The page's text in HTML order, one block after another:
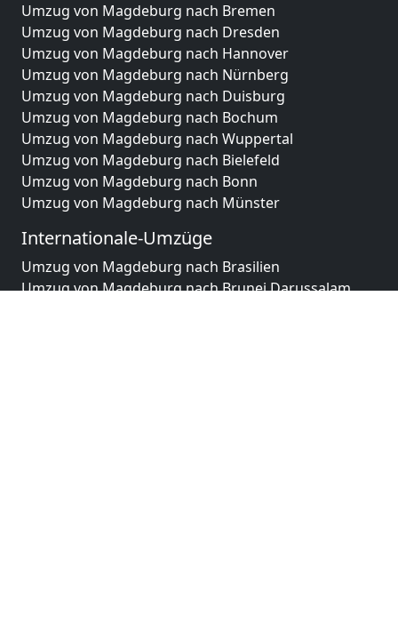
Umzug von Magdeburg nach Bremen
Umzug von Magdeburg nach Dresden
Umzug von Magdeburg nach Hannover
Umzug von Magdeburg nach Nürnberg
Umzug von Magdeburg nach Duisburg
Umzug von Magdeburg nach Bochum
Umzug von Magdeburg nach Wuppertal
Umzug von Magdeburg nach Bielefeld
Umzug von Magdeburg nach Bonn
Umzug von Magdeburg nach Münster
Internationale-Umzüge
Umzug von Magdeburg nach Brasilien
Umzug von Magdeburg nach Brunei Darussalam